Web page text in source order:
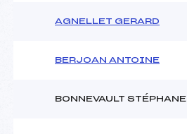
AGNELLET GERARD
BERJOAN ANTOINE
BONNEVAULT STÉPHANE